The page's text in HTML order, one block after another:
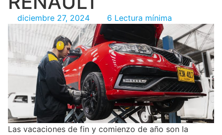
diciembre 27, 2024 6 Lectura mínima
Las vacaciones de fin y comienzo de año son la